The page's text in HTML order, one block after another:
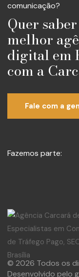
comunicação?
Quer
melhor
digital em
com a
Fale com a
Fazemos parte:
© 2026 Todos os
Desenvolvido pelo